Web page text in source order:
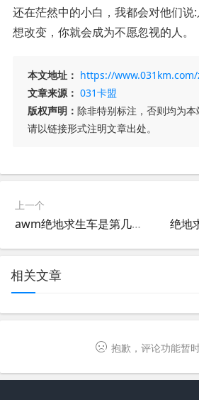
还在茫然中的小白，我都会对他们说:
想改变，你就会成为不愿忽视的人。
本文地址： https://
文章来源： 031卡盟
版权声明： 除非特别标注，否则均为
请以链接形式注明文章出处。
上一个
awm绝地求生车是第几章-awm绝地求生车在游戏中的章节位置解析
相关文章
抱歉，评论功能暂